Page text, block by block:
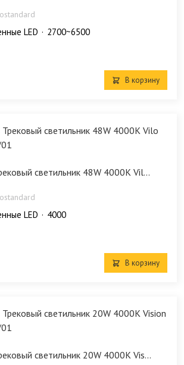
LED 2700~6500
В корзину
светильник 48W 4000K Vil...
LED 4000
В корзину
светильник 20W 4000K Vis...